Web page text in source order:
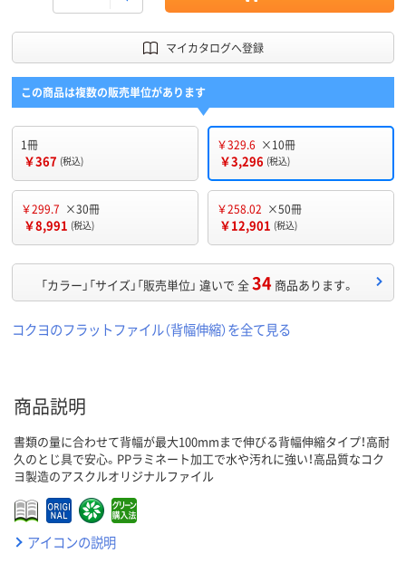
マイカタログへ登録
この商品は複数の販売単位があります
1冊
￥367 (税込)
￥329.6 ×10冊
￥3,296 (税込)
￥299.7 ×30冊
￥8,991 (税込)
￥258.02 ×50冊
￥12,901 (税込)
「カラー」「サイズ」「販売単位」 違いで 全34 商品あります。
コクヨのフラットファイル（背幅伸縮）を全て見る
商品説明
書類の量に合わせて背幅が最大100mmまで伸びる背幅伸縮タイプ！高耐
久のとじ具で安心。PPラミネート加工で水や汚れに強い！高品質なコク
ヨ製造のアスクルオリジナルファイル
アイコンの説明